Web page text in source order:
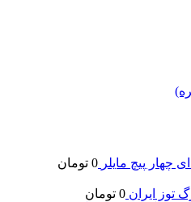
چهار پیچ مایلر 0 تومان
0 تومان